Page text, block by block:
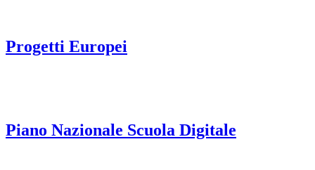
Progetti Europei
Piano Nazionale Scuola Digitale